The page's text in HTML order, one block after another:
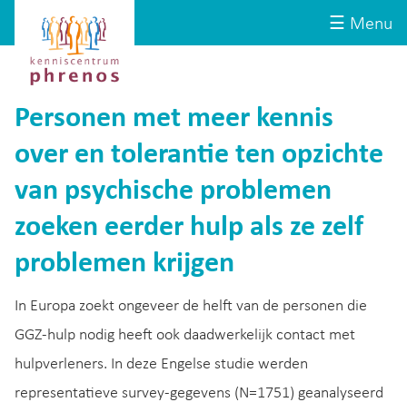
☰ Menu
Kenniscentrum
Phrenos
website
Personen met meer kennis
over en tolerantie ten opzichte
van psychische problemen
zoeken eerder hulp als ze zelf
problemen krijgen
In Europa zoekt ongeveer de helft van de personen die
GGZ-hulp nodig heeft ook daadwerkelijk contact met
hulpverleners. In deze Engelse studie werden
representatieve survey-gegevens (N=1751) geanalyseerd